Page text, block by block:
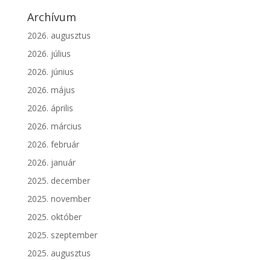
Archívum
2026. augusztus
2026. július
2026. június
2026. május
2026. április
2026. március
2026. február
2026. január
2025. december
2025. november
2025. október
2025. szeptember
2025. augusztus